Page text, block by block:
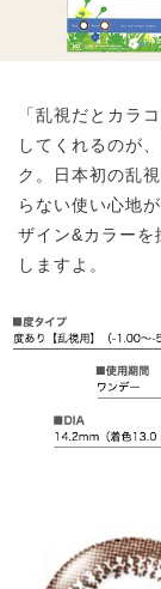
「乱視だとカラ
してくれるのが
ク。日本初の乱
らない使い心地
ザイン&カラーを
しますよ。